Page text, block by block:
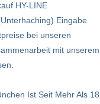
HY-LINE
Eingabe
bei unseren
mit unserem
Ist Seit Mehr Als 18